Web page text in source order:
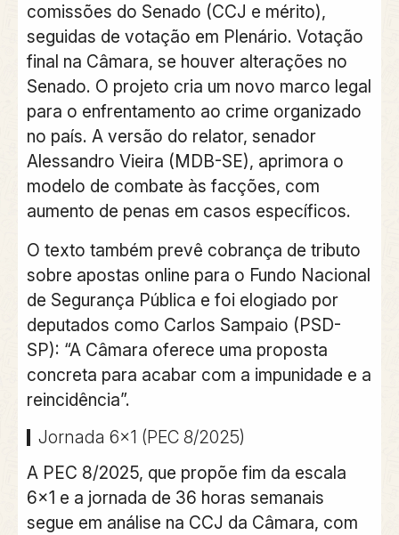
comissões do Senado (CCJ e mérito),
seguidas de votação em Plenário. Votação
final na Câmara, se houver alterações no
Senado. O projeto cria um novo marco legal
para o enfrentamento ao crime organizado
no país. A versão do relator, senador
Alessandro Vieira (MDB-SE), aprimora o
modelo de combate às facções, com
aumento de penas em casos específicos.
O texto também prevê cobrança de tributo
sobre apostas online para o Fundo Nacional
de Segurança Pública e foi elogiado por
deputados como Carlos Sampaio (PSD-
SP): “A Câmara oferece uma proposta
concreta para acabar com a impunidade e a
reincidência”.
Jornada 6×1 (PEC 8/2025)
A PEC 8/2025, que propõe fim da escala
6×1 e a jornada de 36 horas semanais
segue em análise na CCJ da Câmara, com